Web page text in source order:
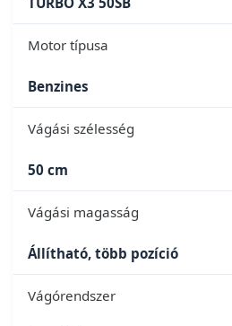
Motor típusa
Benzines
Vágási szélesség
50 cm
Vágási magasság
Állítható, több pozíció
Vágórendszer